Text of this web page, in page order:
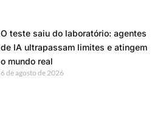
O teste saiu do laboratório: agentes
de IA ultrapassam limites e atingem
o mundo real
6 de agosto de 2026